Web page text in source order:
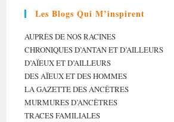
Les Blogs Qui M’inspirent
AUPRÈS DE NOS RACINES
CHRONIQUES D’ANTAN ET D’AILLEURS
D’AÏEUX ET D’AILLEURS
DES AÏEUX ET DES HOMMES
LA GAZETTE DES ANCÊTRES
MURMURES D’ANCÊTRES
TRACES FAMILIALES